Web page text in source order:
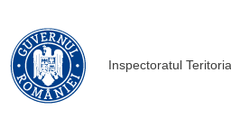
Inspectoratul